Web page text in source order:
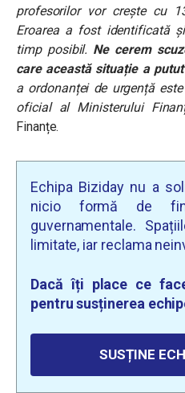
profesorilor vor crește cu
Eroarea a fost identificată
timp posibil. Ne cerem
care această situație a
a ordonanței de urgență
oficial al Ministerului
Finanțe.
Echipa Biziday nu a
nicio formă de
guvernamentale.
limitate, iar reclama
Dacă îți place ce
pentru susținerea
SUSȚINE